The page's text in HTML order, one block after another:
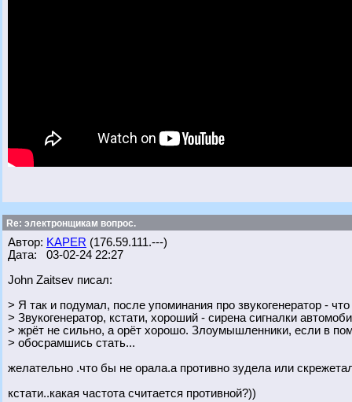
Re: электронщикам вопрос.
Автор: KAPER (176.59.111.---)
Дата: 03-02-24 22:27
John Zaitsev писал:
> Я так и подумал, после упоминания про звукогенератор - что
> Звукогенератор, кстати, хороший - сирена сигналки
> жрёт не сильно, а орёт хорошо. Злоумышленники, если в
> обосрамшись стать...
желательно .что бы не орала.а противно зудела или
кстати..какая частота считается противной?))